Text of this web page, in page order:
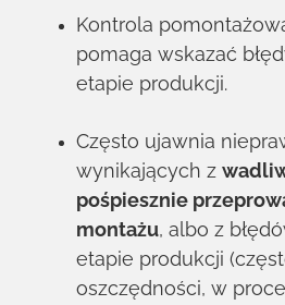
Kontrola
pomaga wskazać
etapie produkcji.
Często ujawnia
wynikających z
pośpiesznie
montażu, albo z
etapie produkcji
oszczędności, w